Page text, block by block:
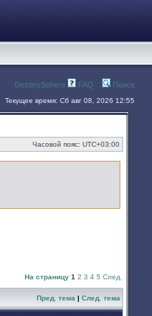
DestinySphere FAQ Поиск
Текущее время: Сб авг 08, 2026 12:55
Часовой пояс: UTC+03:00
На страницу 1 2 3 4 5 След.
Пред. тема | След. тема